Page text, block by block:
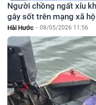
Người chồng ngất xỉu
gây sốt trên mạng xã
Hài Hước - 08/05/2026 11:56